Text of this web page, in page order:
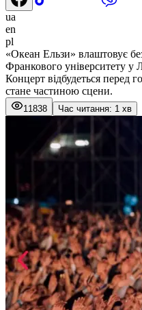
ua
en
pl
«Океан Ельзи» влаштовує
Франкового університету у
Концерт відбудеться перед
стане частиною сцени.
11838 Час читання: 1 хв